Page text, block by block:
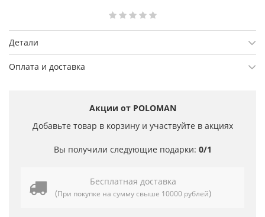
Детали
Оплата и доставка
Акции от POLOMAN
Добавьте товар в корзину и участвуйте в акциях
Вы получили следующие подарки: 0/1
Бесплатная доставка
(При покупке на сумму свыше 10000 рублей)